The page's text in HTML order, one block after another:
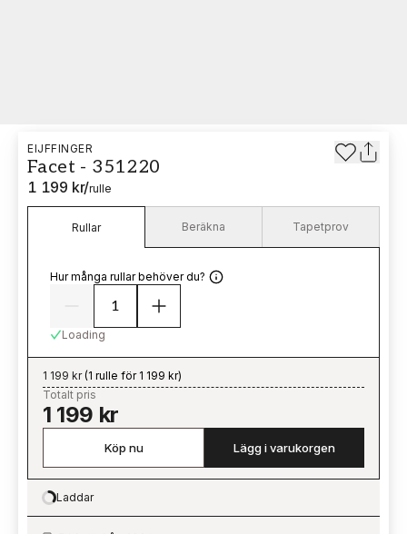
EIJFFINGER
Facet - 351220
1 199 kr/rulle
Rullar Beräkna Tapetprov
Hur många rullar behöver du?
Loading
1 199 kr(1 rulle för 1 199 kr)
Totalt pris
1 199 kr
Köp nu Lägg i varukorgen
Loading…
Laddar